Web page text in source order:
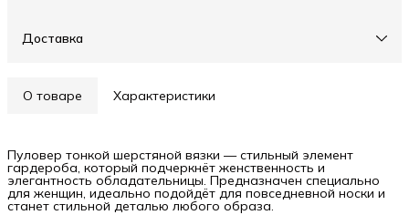
Доставка
О товаре Характеристики
Пуловер тонкой шерстяной вязки — стильный элемент
гардероба, который подчеркнёт женственность и
элегантность обладательницы. Предназначен специально
для женщин, идеально подойдёт для повседневной носки и
станет стильной деталью любого образа.